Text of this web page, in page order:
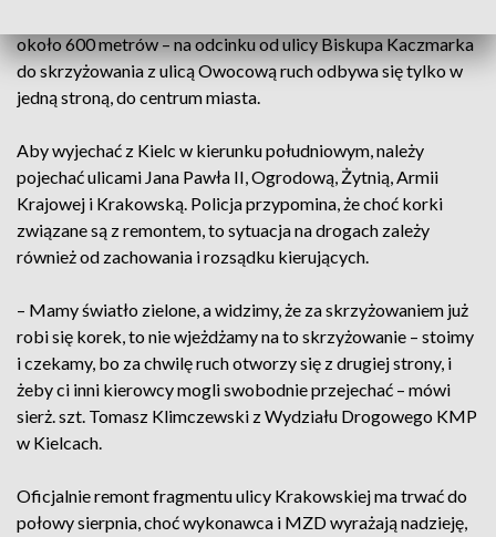
około 600 metrów – na odcinku od ulicy Biskupa Kaczmarka
do skrzyżowania z ulicą Owocową ruch odbywa się tylko w
jedną stroną, do centrum miasta.
Aby wyjechać z Kielc w kierunku południowym, należy
pojechać ulicami Jana Pawła II, Ogrodową, Żytnią, Armii
Krajowej i Krakowską. Policja przypomina, że choć korki
związane są z remontem, to sytuacja na drogach zależy
również od zachowania i rozsądku kierujących.
– Mamy światło zielone, a widzimy, że za skrzyżowaniem już
robi się korek, to nie wjeżdżamy na to skrzyżowanie – stoimy
i czekamy, bo za chwilę ruch otworzy się z drugiej strony, i
żeby ci inni kierowcy mogli swobodnie przejechać – mówi
sierż. szt. Tomasz Klimczewski z Wydziału Drogowego KMP
w Kielcach.
Oficjalnie remont fragmentu ulicy Krakowskiej ma trwać do
połowy sierpnia, choć wykonawca i MZD wyrażają nadzieję,